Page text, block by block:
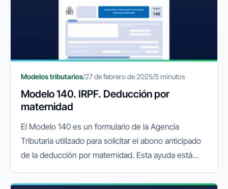
Modelos tributarios/27 de febrero de 2025/5 minutos
Modelo 140. IRPF. Deducción por
maternidad
El Modelo 140 es un formulario de la Agencia
Tributaria utilizado para solicitar el abono anticipado
de la deducción por maternidad. Esta ayuda está
tres años y permite...